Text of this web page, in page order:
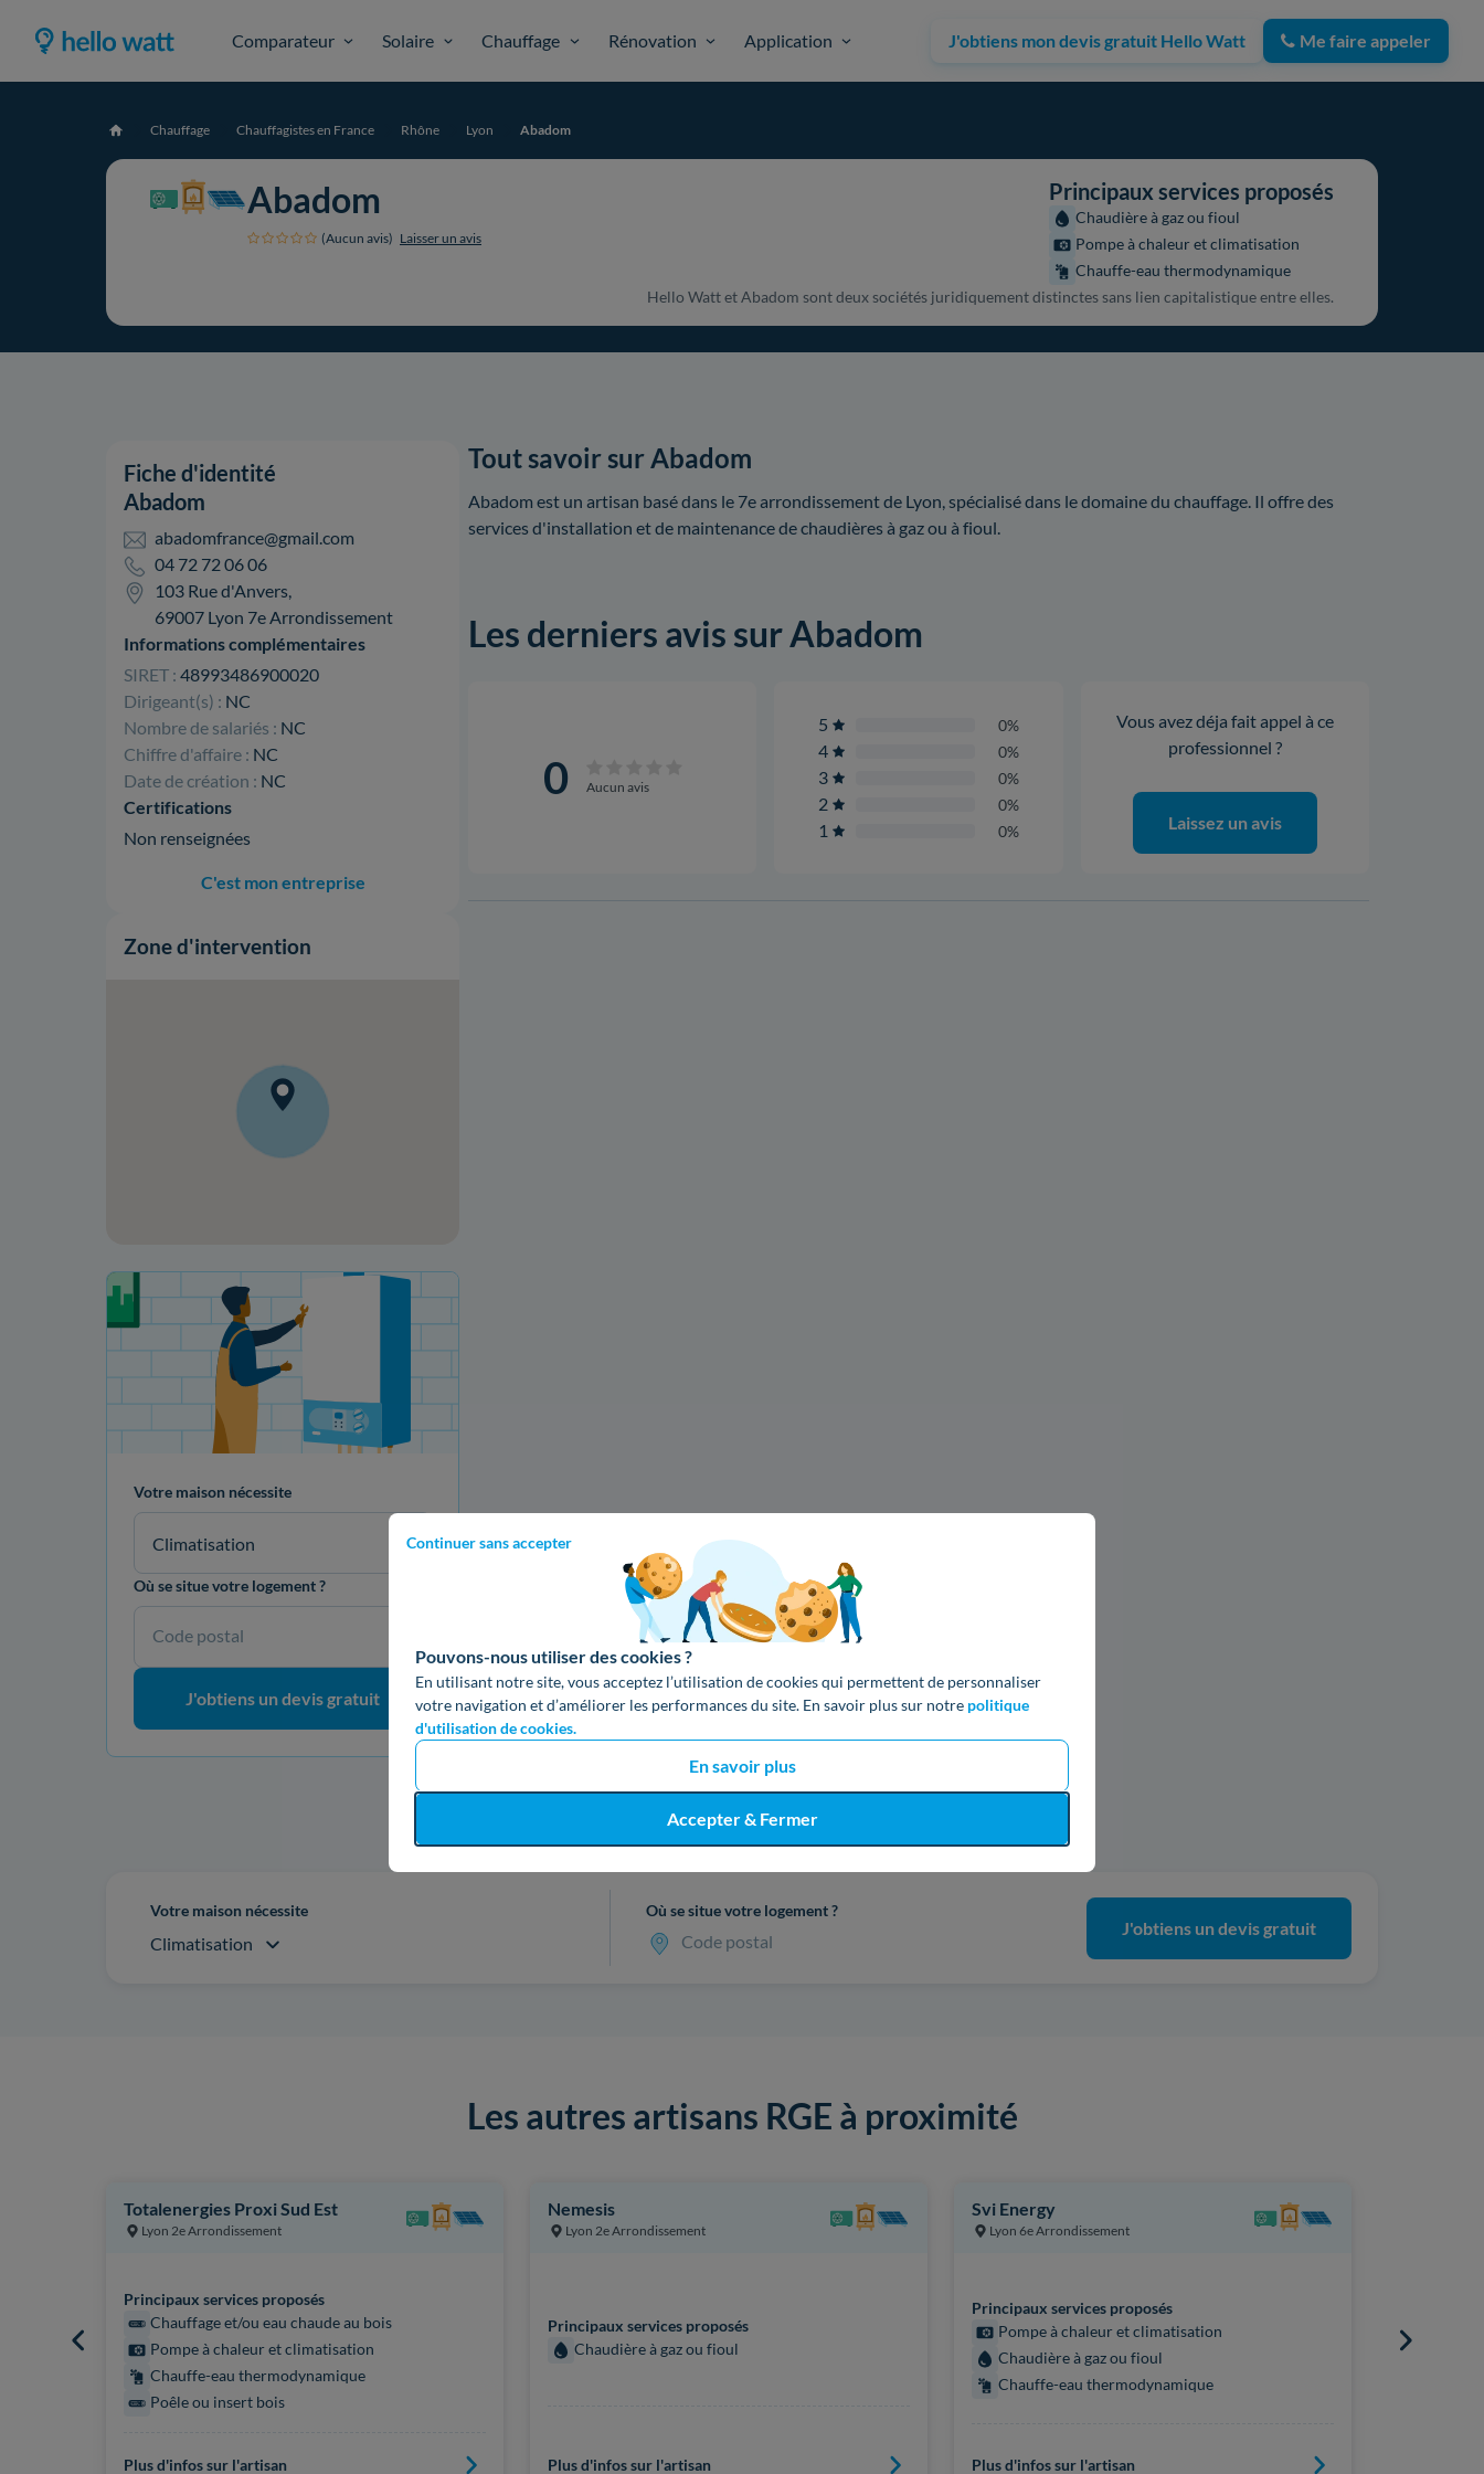
Comparateur Solaire Chauffage Rénovation Application J'obtiens mon devis gratuit Hello Watt Me faire appeler
Continuer sans accepter
Pouvons-nous utiliser des cookies ?
En utilisant notre site, vous acceptez l’utilisation de cookies qui permettent de personnaliser
votre navigation et d’améliorer les performances du site. En savoir plus sur notre politique
d'utilisation de cookies.
En savoir plus
Accepter & Fermer
Accueil Chauffage Chauffagistes en France Rhône Lyon Abadom
Abadom
(Aucun avis) Laisser un avis
Principaux services proposés
Chaudière à gaz ou fioul
Pompe à chaleur et climatisation
Chauffe-eau thermodynamique
Hello Watt et Abadom sont deux sociétés juridiquement distinctes sans lien capitalistique entre elles.
Fiche d'identité
Abadom
abadomfrance@gmail.com
04 72 72 06 06
103 Rue d'Anvers,
69007 Lyon 7e Arrondissement
Informations complémentaires
SIRET : 48993486900020
Dirigeant(s) : NC
Nombre de salariés : NC
Chiffre d'affaire : NC
Date de création : NC
Certifications
Non renseignées
C'est mon entreprise
Zone d'intervention
Votre projet de rénovation
Votre maison nécessite
Climatisation
Où se situe votre logement ?
Code postal
J'obtiens un devis gratuit
Tout savoir sur Abadom
Abadom est un artisan basé dans le 7e arrondissement de Lyon, spécialisé dans le domaine du chauffage. Il offre des
services d'installation et de maintenance de chaudières à gaz ou à fioul.
Les derniers avis sur Abadom
0 Aucun avis
5 0%
4 0%
3 0%
2 0%
1 0%
Vous avez déja fait appel à ce
professionnel ?
Laissez un avis
Recevez votre devis gratuit en 3 clics
Votre maison nécessite
Climatisation
Où se situe votre logement ?
Code postal
J'obtiens un devis gratuit
Les autres artisans RGE à proximité
Totalenergies Proxi Sud Est
Lyon 2e Arrondissement
Principaux services proposés
Chauffage et/ou eau chaude au bois
Pompe à chaleur et climatisation
Chauffe-eau thermodynamique
Poêle ou insert bois
Plus d'infos sur l'artisan
Nemesis
Lyon 2e Arrondissement
Principaux services proposés
Chaudière à gaz ou fioul
Plus d'infos sur l'artisan
Svi Energy
Lyon 6e Arrondissement
Principaux services proposés
Pompe à chaleur et climatisation
Chaudière à gaz ou fioul
Chauffe-eau thermodynamique
Plus d'infos sur l'artisan
Principaux